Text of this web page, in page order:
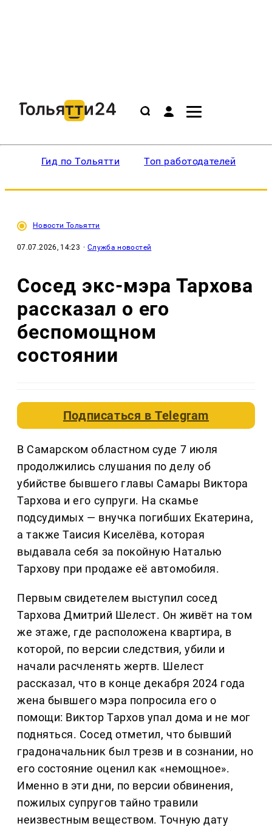
Гид по Тольятти Топ работодателей
Новости Тольятти
07.07.2026, 14:23 · Служба новостей
Сосед экс-мэра Тархова
рассказал о его
беспомощном
состоянии
Подписаться вTelegram
В Самарском областном суде 7 июля
продолжились слушания по делу об
убийстве бывшего главы Самары Виктора
Тархова и его супруги. На скамье
подсудимых — внучка погибших Екатерина,
а также Таисия Киселёва, которая
выдавала себя за покойную Наталью
Тархову при продаже её автомобиля.
Первым свидетелем выступил сосед
Тархова Дмитрий Шелест. Он живёт на том
же этаже, где расположена квартира, в
которой, по версии следствия, убили и
начали расчленять жертв. Шелест
рассказал, что в конце декабря 2024 года
жена бывшего мэра попросила его о
помощи: Виктор Тархов упал дома и не мог
подняться. Сосед отметил, что бывший
градоначальник был трезв и в сознании, но
его состояние оценил как «немощное».
Именно в эти дни, по версии обвинения,
пожилых супругов тайно травили
неизвестным веществом. Точную дату